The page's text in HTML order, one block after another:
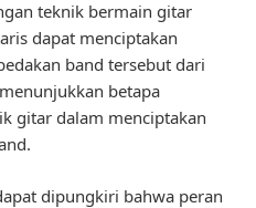
teknik bermain gitar
dapat menciptakan
band tersebut dari
betapa
gitar dalam menciptakan
dipungkiri bahwa peran